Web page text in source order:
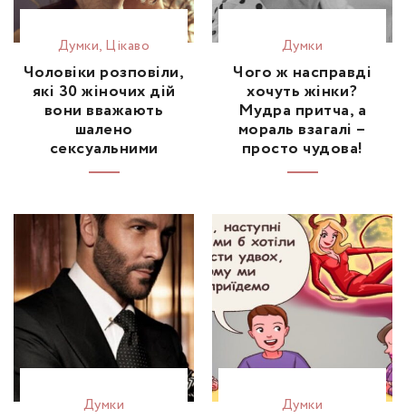
Думки, Цікаво
Чоловіки розповіли,
які 30 жіночих дій
вони вважають
шалено
сексуальними
Думки
Чого ж насправді
хочуть жінки?
Мудра притча, а
мораль взагалі –
просто чудова!
Думки Думки